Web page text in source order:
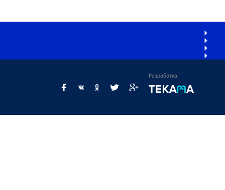
Разработка